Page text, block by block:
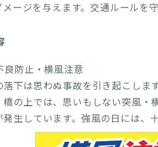
メージを与えます。交通ルールを
防止・横風注意
落下は思わぬ事故を引き起こしま
橋の上では、思いもしない突風
発生しています。強風の日には、